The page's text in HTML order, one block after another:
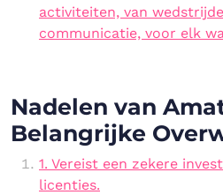
activiteiten, van
communicatie, voor elk
Nadelen van
Belangrijke
1. Vereist een zekere
licenties.